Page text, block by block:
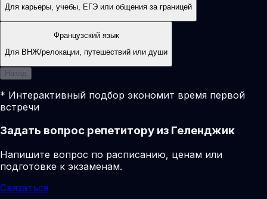
Для карьеры, учебы, ЕГЭ или общения за границей
Французский язык
Для ВНЖ/релокации, путешествий или души
Назад
* Интерактивный подбор экономит время первой
встречи
Задать вопрос репетитору из Геленджик
Напишите вопрос по расписанию, ценам или
подготовке к экзаменам.
Связаться